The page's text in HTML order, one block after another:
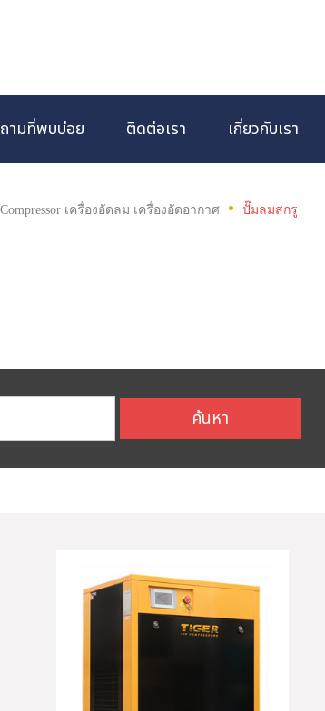
ามที่พบบ่อย ติดต่อเรา เกี่ยวกับเรา
เครื่องอัดลม เครื่องอัดอากาศ ปั๊มลมสกรู
ค้นหา